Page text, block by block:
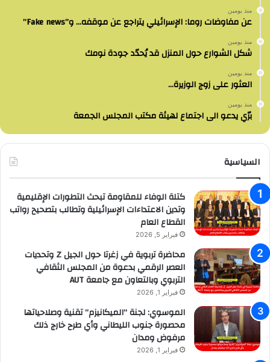
منذ يومين
عن مفاوضات روما: الإسرائيلي يتراجع عن موقفه… و”Fake news”
منذ يومين
شكل الشوارع حول المنزل قد يُحدّد جودة نومك
منذ يومين
العثور على زوج الوزيرة…
منذ يومين
برّي يدعو الى اجتماع لهيئة مكتب المجلس الجمعة
السياسية
كتلة الوفاء للمقاومة تبحث التطورات الإقليمية
وتدين الاعتداءات الإسرائيلية وتطالب بتصحيح رواتب
القطاع العام
فبراير 5, 2026
محاضرة تربوية في زغرتا حول الجيل Z وتحديات
العصر الرقمي بدعوة من المجلس الثقافي
التربوي وبالتعاون مع جامعة AUT
فبراير 1, 2026
الموسوي: لجنة “الميكانيزم” تقنية وصلاحياتها
محصورة جنوب الليطاني وأي طرح خارج ذلك
مرفوض ومدان
فبراير 1, 2026